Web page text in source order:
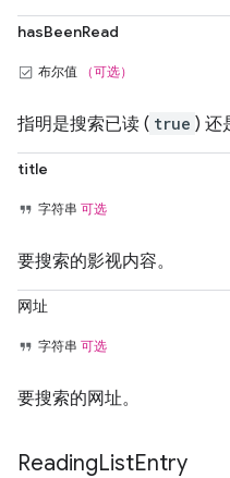
hasBeenRead
布尔值 （可选）
指明是搜索已读 ( true ) 还
title
字符串 可选
要搜索的影视内容。
网址
字符串 可选
要搜索的网址。
ReadingListEntry